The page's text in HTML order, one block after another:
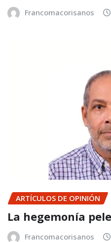
Francomacorisanos
ARTÍCULOS DE OPINIÓN
La hegemonía
Francomacorisanos